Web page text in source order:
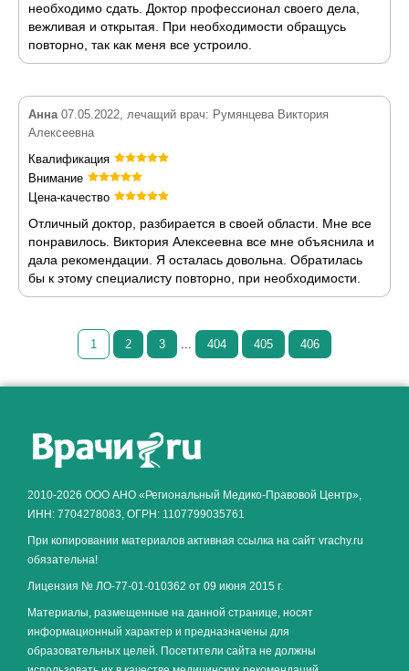
необходимо сдать. Доктор профессионал своего дела,
вежливая и открытая. При необходимости обращусь
повторно, так как меня все устроило.
Анна07.05.2022, лечащий врач: Румянцева Виктория
Алексеевна
Квалификация
Внимание
Цена-качество
Отличный доктор, разбирается в своей области. Мне все
понравилось. Виктория Алексеевна все мне объяснила и
дала рекомендации. Я осталась довольна. Обратилась
бы к этому специалисту повторно, при необходимости.
1 2 3 ... 404 405 406
2010-2026 ООО АНО «Региональный Медико-Правовой Центр»,
ИНН: 7704278083, ОГРН: 1107799035761
При копировании материалов активная ссылка на сайт vrachy.ru
обязательна!
Лицензия № ЛО-77-01-010362 от 09 июня 2015 г.
Материалы, размещенные на данной странице, носят
информационный характер и предназначены для
образовательных целей. Посетители сайта не должны